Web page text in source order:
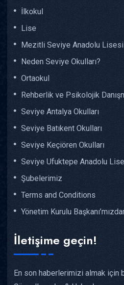
İlkokul
Lise
Mezitli Seviye Anadolu Lisesi
Neden Seviye Okulları?
Ortaokul
Rehberlik ve Psikolojik
Seviye Antalya Okulları
Seviye Batıkent Okulları
Seviye Keçiören Okulları
Seviye Ufuktepe Anadolu
Şubelerimiz
Terms and Conditions
Yönetim Kurulu
İletişime geçin!
En son haberlerimizi almak için